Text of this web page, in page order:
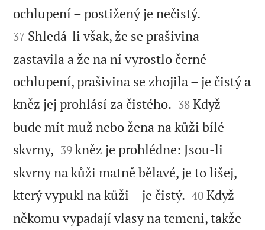
ochlupení – postižený je nečistý.
37 Shledá-li však, že se prašivina
zastavila a že na ní vyrostlo černé
ochlupení, prašivina se zhojila – je čistý a
kněz jej prohlásí za čistého. 

38 Když
bude mít muž nebo žena na kůži bílé
skvrny, 

39 kněz je prohlédne: Jsou-li
skvrny na kůži matně bělavé, je to lišej,
který vypukl na kůži – je čistý. 

40 Když
někomu vypadají vlasy na temeni, takže